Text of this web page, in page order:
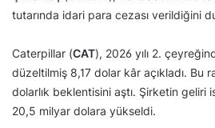
tutarında idari para cezası verildiğini
Caterpillar (CAT), 2026 yılı 2.
düzeltilmiş 8,17 dolar kâr açıkladı. Bu
dolarlık beklentisini aştı. Şirketin geliri
20,5 milyar dolara yükseldi.